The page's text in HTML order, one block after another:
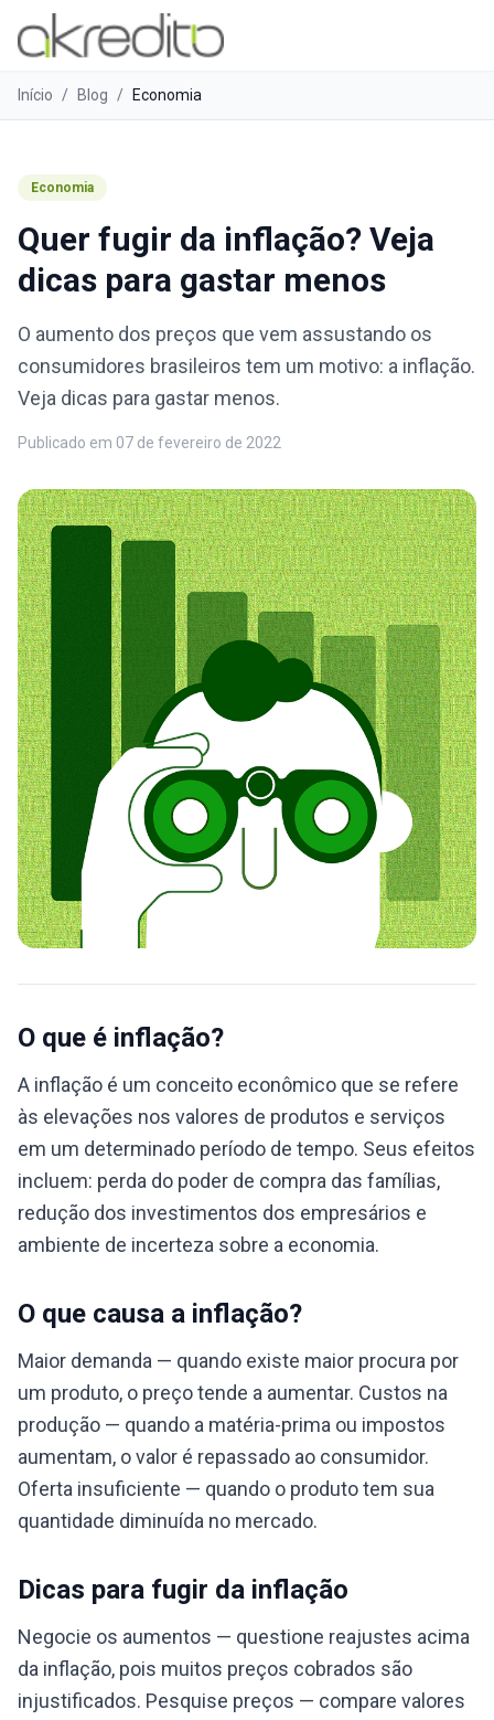
Início / Blog / Economia
Economia
Quer fugir da inflação? Veja
dicas para gastar menos
O aumento dos preços que vem assustando os
consumidores brasileiros tem um motivo: a inflação.
Veja dicas para gastar menos.
Publicado em 07 de fevereiro de 2022
O que é inflação?
A inflação é um conceito econômico que se refere
às elevações nos valores de produtos e serviços
em um determinado período de tempo. Seus efeitos
incluem: perda do poder de compra das famílias,
redução dos investimentos dos empresários e
ambiente de incerteza sobre a economia.
O que causa a inflação?
Maior demanda — quando existe maior procura por
um produto, o preço tende a aumentar. Custos na
produção — quando a matéria-prima ou impostos
aumentam, o valor é repassado ao consumidor.
Oferta insuficiente — quando o produto tem sua
quantidade diminuída no mercado.
Dicas para fugir da inflação
Negocie os aumentos — questione reajustes acima
da inflação, pois muitos preços cobrados são
injustificados. Pesquise preços — compare valores